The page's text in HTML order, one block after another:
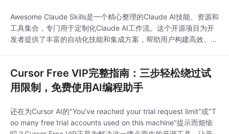
Awesome Claude Skills是一个精心整理的Claude AI技能、资源和
工具集合，专门用于定制化Claude AI工作流。这个开源项目为开
发者提供了丰富的自动化技能和集成方案，帮助用户构建高效、智
支持。## 项目架构深度解析：模块化设计思想### 核心技
Cursor Free VIP完整指南：三步轻松绕过试
用限制，免费使用AI编程助手
还在为Cursor AI的"You've reached your trial request limit"或"T
oo many free trial accounts used on this machine"提示而烦恼